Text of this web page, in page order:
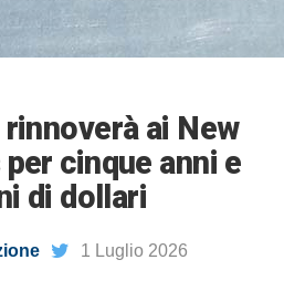
ai New
cinque anni e
di dollari
1 Luglio 2026